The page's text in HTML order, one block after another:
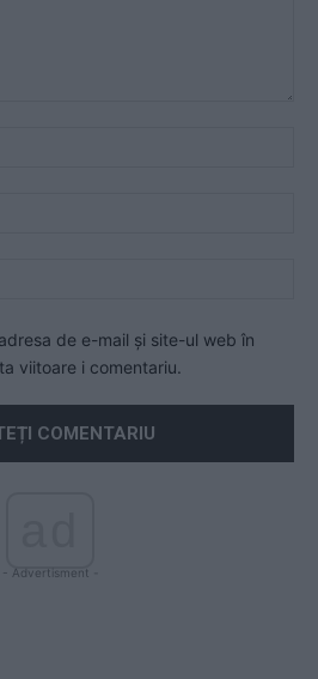
de e-mail și site-ul web în
viitoare i comentariu.
- Advertisment -